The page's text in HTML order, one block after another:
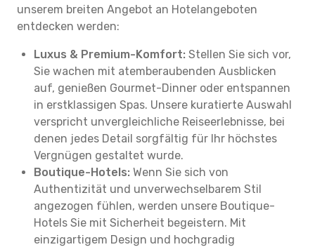
unserem breiten Angebot an Hotelangeboten
entdecken werden:
Luxus & Premium-Komfort: Stellen Sie sich vor,
Sie wachen mit atemberaubenden Ausblicken
auf, genießen Gourmet-Dinner oder entspannen
in erstklassigen Spas. Unsere kuratierte Auswahl
verspricht unvergleichliche Reiseerlebnisse, bei
denen jedes Detail sorgfältig für Ihr höchstes
Vergnügen gestaltet wurde.
Boutique-Hotels: Wenn Sie sich von
Authentizität und unverwechselbarem Stil
angezogen fühlen, werden unsere Boutique-
Hotels Sie mit Sicherheit begeistern. Mit
einzigartigem Design und hochgradig